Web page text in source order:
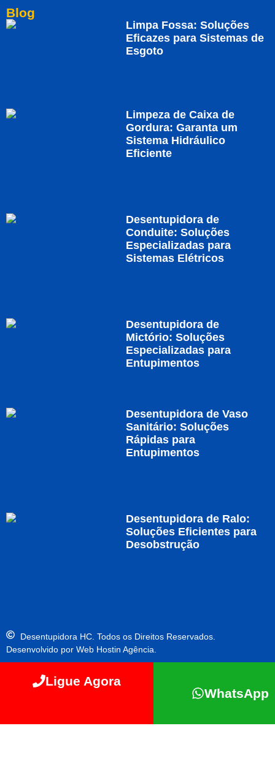
Blog
Limpa Fossa: Soluções
Eficazes para Sistemas de
Esgoto
Limpeza de Caixa de
Gordura: Garanta um
Sistema Hidráulico
Eficiente
Desentupidora de
Conduite: Soluções
Especializadas para
Sistemas Elétricos
Desentupidora de
Mictório: Soluções
Especializadas para
Entupimentos
Desentupidora de Vaso
Sanitário: Soluções
Rápidas para
Entupimentos
Desentupidora de Ralo:
Soluções Eficientes para
Desobstrução
Desentupidora HC. Todos os Direitos Reservados.
Desenvolvido por Web Hostin Agência.
Ligue Agora
WhatsApp